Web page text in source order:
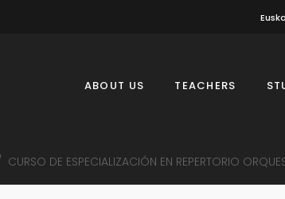
ABOUT US TEACHERS
CURSO DE ESPECIALIZACIÓN EN REPERTORIO